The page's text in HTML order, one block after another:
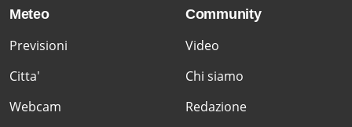
Meteo
Previsioni
Citta'
Webcam
Community
Video
Chi siamo
Redazione